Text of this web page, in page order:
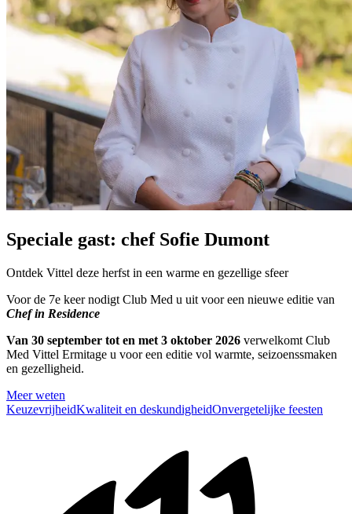
Speciale gast: chef Sofie Dumont
Ontdek Vittel deze herfst in een warme en gezellige sfeer
Voor de 7e keer nodigt Club Med u uit voor een nieuwe editie van
Chef in Residence
Van 30 september tot en met 3 oktober 2026 verwelkomt Club
Med Vittel Ermitage u voor een editie vol warmte, seizoenssmaken
en gezelligheid.
Meer weten
KeuzevrijheidKwaliteit en deskundigheidOnvergetelijke feesten